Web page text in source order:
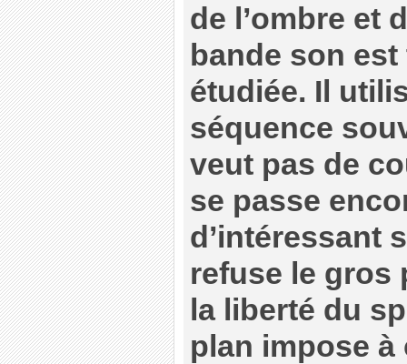
de l’ombre et
bande son
étudiée. Il
séquence
veut pas de
se passe
d’intéressant
refuse le gros
la liberté du
plan impose à